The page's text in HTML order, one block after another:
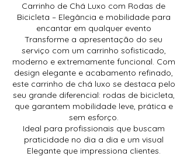
Carrinho de Chá Luxo com Rodas de
Bicicleta – Elegância e mobilidade para
encantar em qualquer evento
Transforme a apresentação do seu
serviço com um carrinho sofisticado,
moderno e extremamente funcional. Com
design elegante e acabamento refinado,
este carrinho de chá luxo se destaca pelo
seu grande diferencial: rodas de bicicleta,
que garantem mobilidade leve, prática e
sem esforço.
Ideal para profissionais que buscam
praticidade no dia a dia e um visual
Elegante que impressiona clientes.